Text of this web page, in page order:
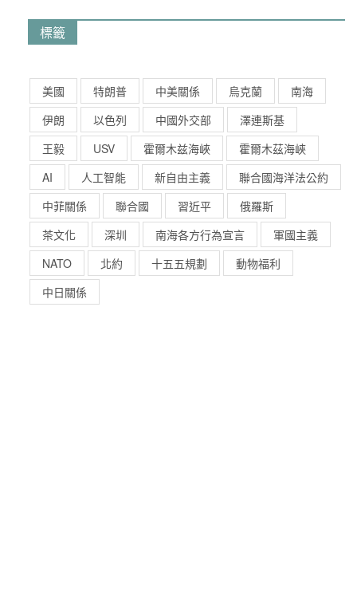
標籤
美國 特朗普 中美關係 烏克蘭
南海
伊朗
以色列 中國外交部
澤連斯基
王毅
USV 霍爾木兹海峽
霍爾木茲海峽
AI
人工智能 新自由主義
聯合國海洋法公約
中菲關係
聯合國 習近平
俄羅斯
茶文化
深圳 南海各方行為宣言
軍國主義
NATO
北約 十五五規劃
動物福利
中日關係